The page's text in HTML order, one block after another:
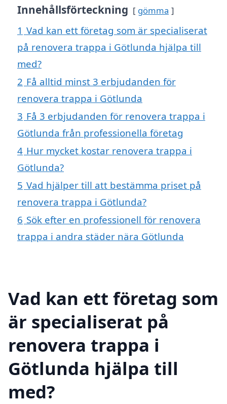
Innehållsförteckning gömma
1 Vad kan ett företag som är specialiserat
på renovera trappa i Götlunda hjälpa till
med?
2 Få alltid minst 3 erbjudanden för
renovera trappa i Götlunda
3 Få 3 erbjudanden för renovera trappa i
Götlunda från professionella företag
4 Hur mycket kostar renovera trappa i
Götlunda?
5 Vad hjälper till att bestämma priset på
renovera trappa i Götlunda?
6 Sök efter en professionell för renovera
trappa i andra städer nära Götlunda
Vad kan ett företag som
är specialiserat på
renovera trappa i
Götlunda hjälpa till
med?